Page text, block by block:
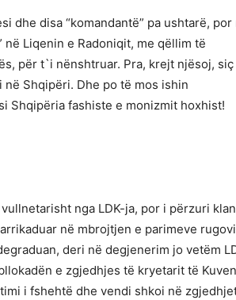
dhe disa “komandantë” pa ushtarë, por
në Liqenin e Radoniqit, me qëllim të
për t`i nënshtruar. Pra, krejt njësoj, siç
Shqipëri. Dhe po të mos ishin
Shqipëria fashiste e monizmit hoxhist!
nga LDK-ja, por i përzuri
në mbrojtjen e parimeve
deri në degjenerim jo vetëm
e zgjedhjes të kryetarit të
i fshehtë dhe vendi shkoi në